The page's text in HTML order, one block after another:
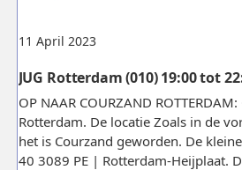
11 April 2023
JUG Rotterdam (010) 19:00 tot
OP NAAR COURZAND
Rotterdam. De locatie Zoals in de
het is Courzand geworden. De
40 3089 PE | Rotterdam-Heijplaat.